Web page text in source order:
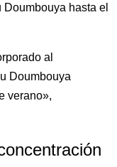
hasta el
al
Doumbouya
verano»,